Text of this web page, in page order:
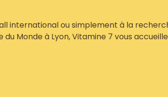
international ou simplement à la
Monde à Lyon, Vitamine 7 vous accueille